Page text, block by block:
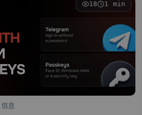
18 1 min
信息